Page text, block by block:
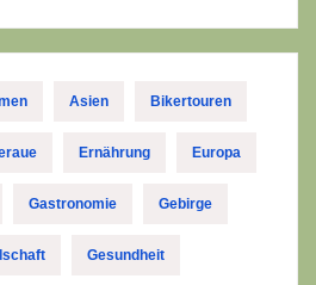
Asien Bikertouren
Ernährung Europa
Gastronomie Gebirge
Gesundheit